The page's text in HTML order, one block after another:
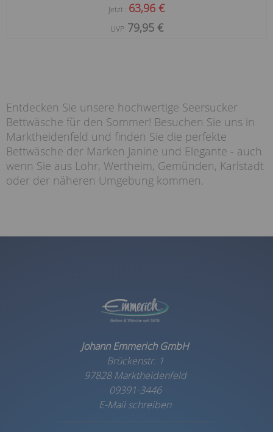
Jetzt : 63,96 €
UVP79,95 €
Entdecken Sie unsere hochwertige Seersucker
Bettwäsche für den Sommer! Besuchen Sie uns in
Marktheidenfeld und finden Sie die perfekte
Bettwäsche der Marken Janine und Elegante - auch
wenn Sie aus Lohr, Wertheim, Gemünden, Karlstadt
oder der näheren Umgebung kommen.
Johann Emmerich GmbH
Brückenstr. 1
97828 Marktheidenfeld
09391-3446
E-Mail schreiben